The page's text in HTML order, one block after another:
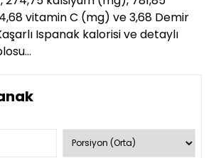
vitamin C (mg) ve 3,68 Demir
Ispanak kalorisi ve detaylı